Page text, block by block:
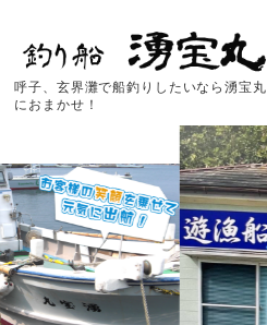
呼子、玄界灘で船釣りしたいなら湧宝丸
におまかせ！
料金
アクセス
釣れる魚